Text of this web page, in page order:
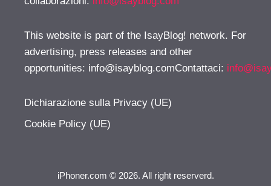
This website is part of the IsayBlog! network. For
advertising, press releases and other
opportunities: info@isayblog.comContattaci:
Dichiarazione sulla Privacy (UE)
Cookie Policy (UE)
iPhoner.com © 2026. All right reserverd.